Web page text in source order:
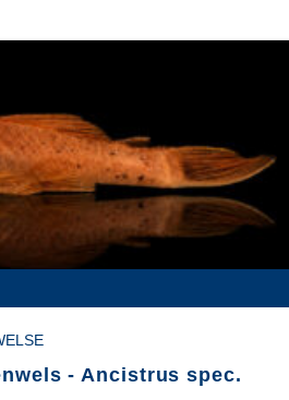
- Ancistrus spec.